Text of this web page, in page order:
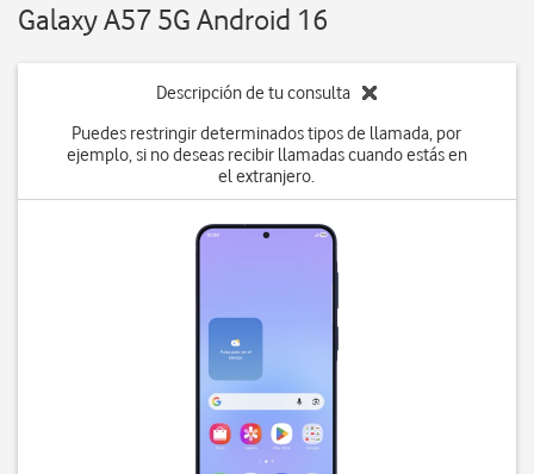
Galaxy A57 5G Android 16
Descripción de tu consulta
Puedes restringir determinados tipos de llamada, por
ejemplo, si no deseas recibir llamadas cuando estás en
el extranjero.